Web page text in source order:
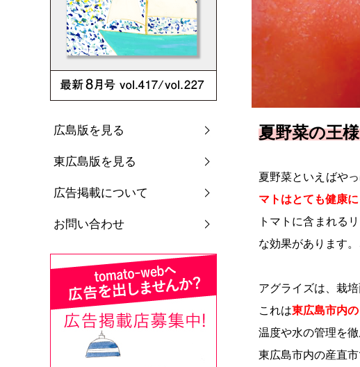
夏野菜の王
夏野菜といえばやっ
マトはとても健康
トマトに含まれる
な効果があります
アグライズは、栽
これは東広島市内
温度や水の管理を
東広島市内の産直市
広島版を見る
東広島版を見る
広告掲載について
お問い合わせ